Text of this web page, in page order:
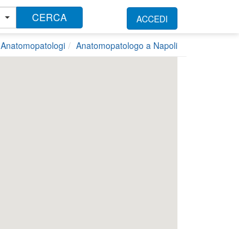
CERCA ACCEDI
Anatomopatologi Anatomopatologo a Napoli